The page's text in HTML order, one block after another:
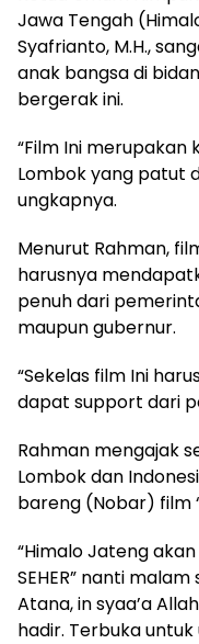
Jawa Tengah
Syafrianto, M.H.,
anak bangsa di
bergerak ini.
“Film Ini
Lombok yang patut
ungkapnya.
Menurut Rahman,
harusnya
penuh dari
maupun gubernur.
“Sekelas film Ini
dapat support dari
Rahman mengajak
Lombok dan
bareng (Nobar) film
“Himalo Jateng
SEHER” nanti
Atana, in syaa’a
hadir. Terbuka untuk